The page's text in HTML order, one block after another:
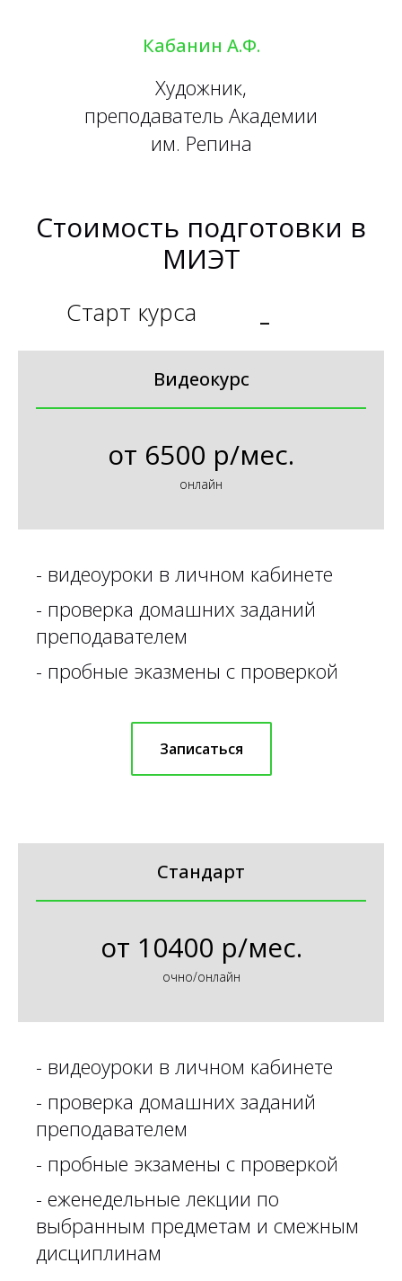
Кабанин А.Ф.
Художник,
преподаватель Академии
им. Репина
Стоимость подготовки в
МИЭТ
Старт курса
Видеокурс
от 6500 р/мес.
онлайн
- видеоуроки в личном кабинете
- проверка домашних заданий
преподавателем
- пробные эказмены с проверкой
Записаться
Стандарт
от 10400 р/мес.
очно/онлайн
- видеоуроки в личном кабинете
- проверка домашних заданий
преподавателем
- пробные экзамены с проверкой
- еженедельные лекции по
выбранным предметам и смежным
дисциплинам